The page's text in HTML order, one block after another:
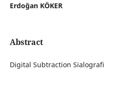
Erdoğan KÖKER
Abstract
Digital Subtraction Sialografi